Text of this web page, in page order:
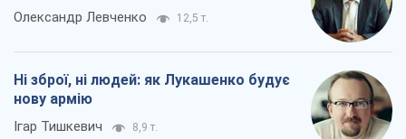
Олександр Левченко 12,5 т.
Ні зброї, ні людей: як Лукашенко будує
нову армію
Ігар Тишкевич 8,9 т.